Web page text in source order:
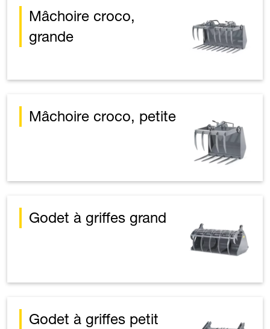
Mâchoire croco,
grande
Mâchoire croco, petite
Godet à griffes grand
Godet à griffes petit